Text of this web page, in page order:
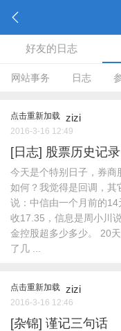
好友的日志
网站事务 日志
点击重新加载 zizi
2016-3-16 12:49
[日志] 股票历史记录
今天是个特别日子，券商
如何？我觉得是回调，
说：中信由一个月前的
收17.35，信息是周小川
金控股超多少多少。 20
了几 ...
点击重新加载 zizi
2016-3-16 12:46
[杂锦] 谨记三句话